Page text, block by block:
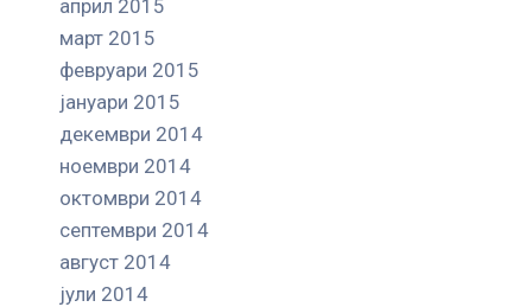
април 2015
март 2015
февруари 2015
јануари 2015
декември 2014
ноември 2014
октомври 2014
септември 2014
август 2014
јули 2014